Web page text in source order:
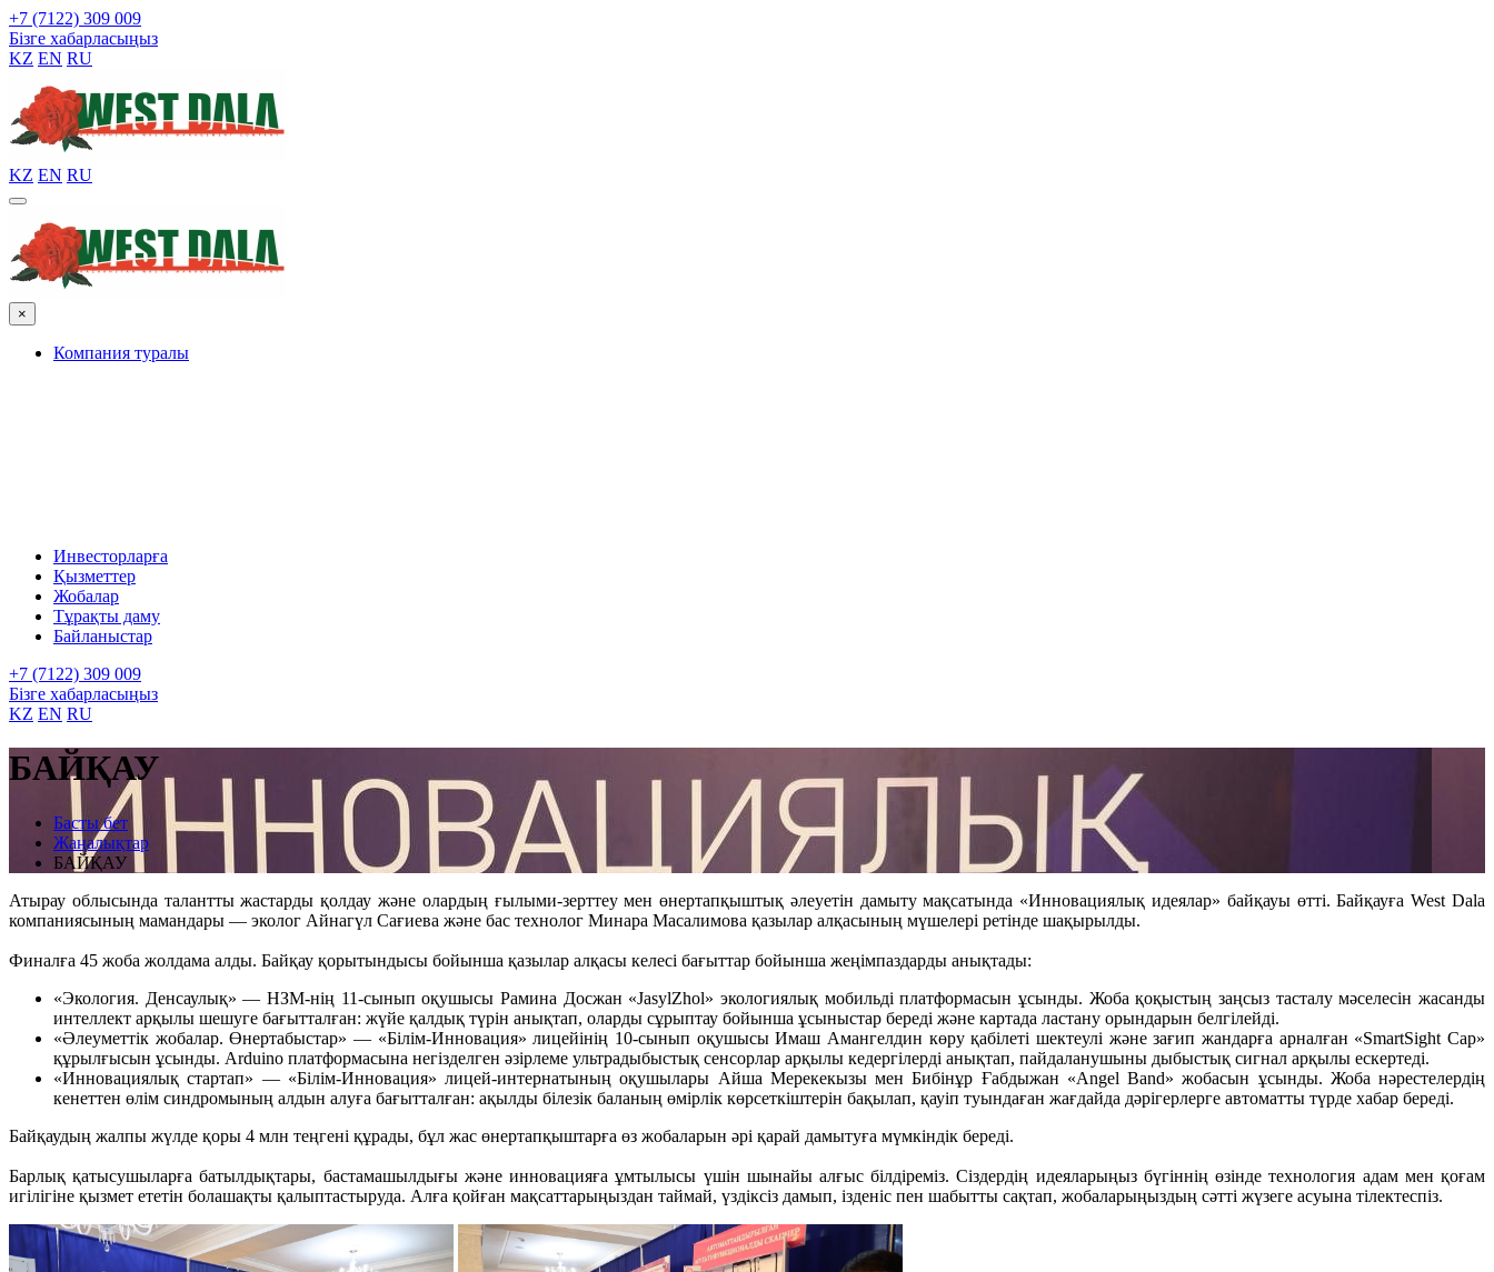
+7 (7122) 309 009
Бізге хабарласыңыз
KZ EN RU
KZ EN RU
×
Компания туралы
Инвесторларға
Қызметтер
Жобалар
Тұрақты даму
Байланыстар
+7 (7122) 309 009
Бізге хабарласыңыз
KZ EN RU
БАЙҚАУ
Басты бет
Жаңалықтар
БАЙҚАУ
Атырау облысында талантты жастарды қолдау және олардың ғылыми-зерттеу мен өнертапқыштық әлеуетін дамыту мақсатында «Инновациялық идеялар» байқауы өтті. Байқауға West Dala
компаниясының мамандары — эколог Айнагүл Сағиева және бас технолог Минара Масалимова қазылар алқасының мүшелері ретінде шақырылды.
Финалға 45 жоба жолдама алды. Байқау қорытындысы бойынша қазылар алқасы келесі бағыттар бойынша жеңімпаздарды анықтады:
«Экология. Денсаулық» — НЗМ-нің 11-сынып оқушысы Рамина Досжан «JasylZhol» экологиялық мобильді платформасын ұсынды. Жоба қоқыстың заңсыз тасталу мәселесін жасанды
интеллект арқылы шешуге бағытталған: жүйе қалдық түрін анықтап, оларды сұрыптау бойынша ұсыныстар береді және картада ластану орындарын белгілейді.
«Әлеуметтік жобалар. Өнертабыстар» — «Білім-Инновация» лицейінің 10-сынып оқушысы Имаш Амангелдин көру қабілеті шектеулі және зағип жандарға арналған «SmartSight Cap»
құрылғысын ұсынды. Arduino платформасына негізделген әзірлеме ультрадыбыстық сенсорлар арқылы кедергілерді анықтап, пайдаланушыны дыбыстық сигнал арқылы ескертеді.
«Инновациялық стартап» — «Білім-Инновация» лицей-интернатының оқушылары Айша Мерекекызы мен Бибінұр Ғабдыжан «Angel Band» жобасын ұсынды. Жоба нәрестелердің
кенеттен өлім синдромының алдын алуға бағытталған: ақылды білезік баланың өмірлік көрсеткіштерін бақылап, қауіп туындаған жағдайда дәрігерлерге автоматты түрде хабар береді.
Байқаудың жалпы жүлде қоры 4 млн теңгені құрады, бұл жас өнертапқыштарға өз жобаларын әрі қарай дамытуға мүмкіндік береді.
Барлық қатысушыларға батылдықтары, бастамашылдығы және инновацияға ұмтылысы үшін шынайы алғыс білдіреміз. Сіздердің идеяларыңыз бүгіннің өзінде технология адам мен қоғам
игілігіне қызмет ететін болашақты қалыптастыруда. Алға қойған мақсаттарыңыздан таймай, үздіксіз дамып, ізденіс пен шабытты сақтап, жобаларыңыздың сәтті жүзеге асуына тілектеспіз.